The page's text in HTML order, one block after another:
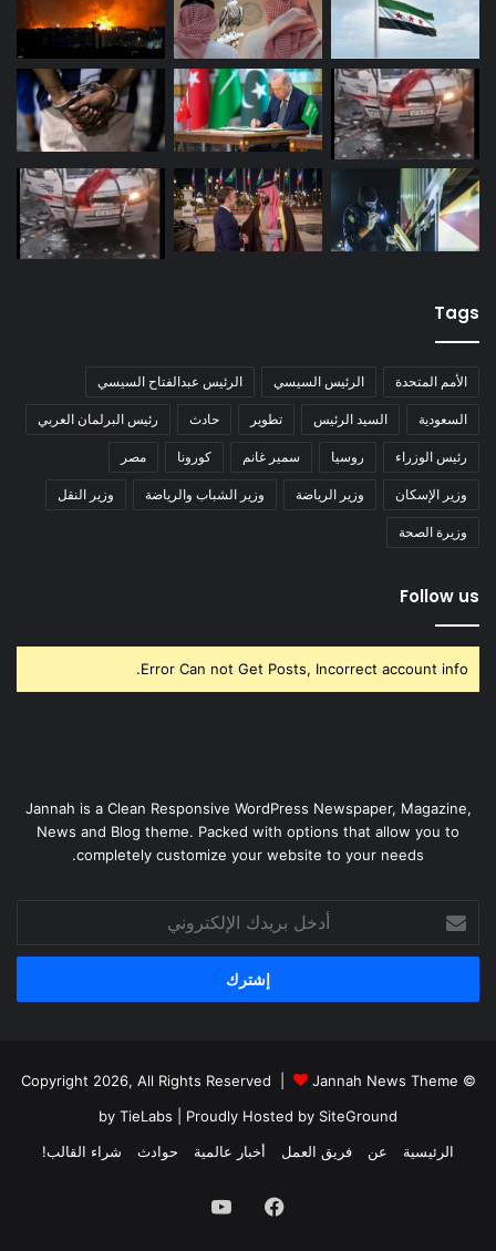
Tags
الأمم المتحدة الرئيس السيسي الرئيس عبدالفتاح السيسي
السعودية السيد الرئيس تطوير حادث رئيس البرلمان العربي
رئيس الوزراء روسيا سمير غانم كورونا مصر
وزير الإسكان وزير الرياضة وزير الشباب والرياضة وزير النقل
وزيرة الصحة
Follow us
Error Can not Get Posts, Incorrect account info.
Jannah is a Clean Responsive WordPress Newspaper, Magazine,
News and Blog theme. Packed with options that allow you to
completely customize your website to your needs.
أدخل
بريدك
الإلكتروني
© Copyright 2026, All Rights Reserved |
Jannah News Theme
by TieLabs | Proudly Hosted by SiteGround
الرئيسية
عن فريق العمل أخبار عالمية حوادث شراء القالب!
فيسبوك